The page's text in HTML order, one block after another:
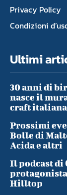
Privacy Policy
Condizioni
Ultimi
30 anni di
nasce il
craft italiana
Prossimi
Bolle di
Acida e altri
Il podcast di
Hilltop